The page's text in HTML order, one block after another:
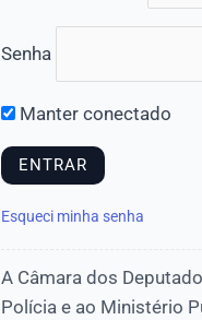
Senha
Manter conectado
Esqueci minha senha
A Câmara dos
Polícia e ao Ministério